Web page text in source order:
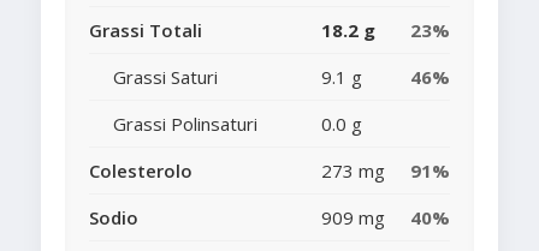
Grassi Totali 18.2 g
23%
Grassi Saturi
9.1 g
46%
Grassi Polinsaturi
0.0 g
Colesterolo
273 mg
91%
Sodio
909 mg
40%